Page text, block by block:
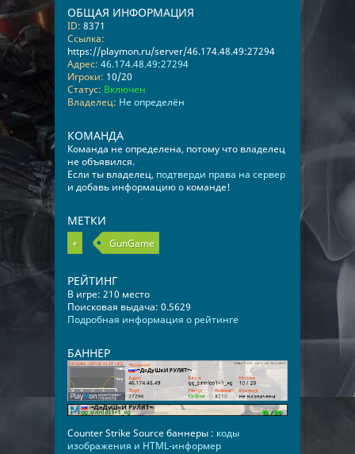
ОБЩАЯ ИНФОРМАЦИЯ
ID: 8371
Ссылка:
https://playmon.ru/server/46.174.48.49:27294
Адрес: 46.174.48.49:27294
Игроки: 10/20
Статус: Включен
Владелец: Не определён
КОМАНДА
Команда не определена, потому что владелец
не объявился.
Если ты владелец, подтверди права на сервер
и добавь информацию о команде!
МЕТКИ
+ GunGame
РЕЙТИНГ
В игре: 210 место
Поисковая выдача: 0.5629
Подробная информация о рейтинге
БАННЕР
Counter Strike Source баннеры : коды
изображения и HTML-информер